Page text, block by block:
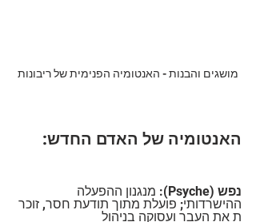
מושגים והבנות - האנטומיה הפנימית של ריבונות
האנטומיה של האדם החדש:
נפש
(Psyche): מנגנון ההפעלה
ההישרדותי; פועלת מתוך תודעת חסר, זוכר
ת את העבר ועסוקה בניהול